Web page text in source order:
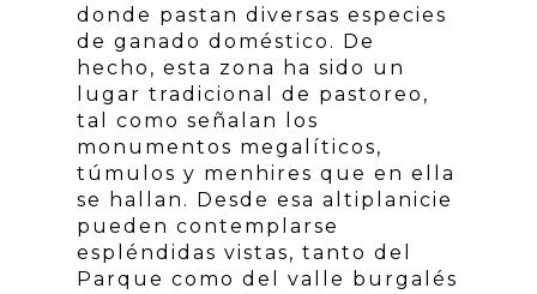
donde pastan diversas especies
de ganado doméstico. De
hecho, esta zona ha sido un
lugar tradicional de pastoreo,
tal como señalan los
monumentos megalíticos,
túmulos y menhires que en ella
se hallan. Desde esa altiplanicie
pueden contemplarse
espléndidas vistas, tanto del
Parque como del valle burgalés